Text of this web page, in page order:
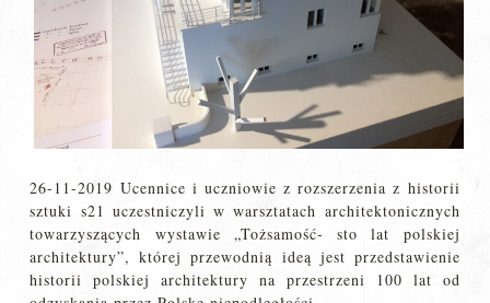
26-11-2019 Ucennice i uczniowie z rozszerzenia z historii
sztuki s21 uczestniczyli w warsztatach architektonicznych
towarzyszących wystawie „Tożsamość- sto lat polskiej
architektury”, której przewodnią ideą jest przedstawienie
historii polskiej architektury na przestrzeni 100 lat od